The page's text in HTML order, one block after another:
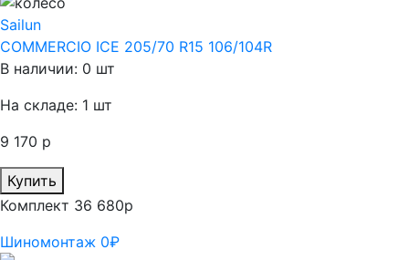
Sailun
COMMERCIO ICE 205/70 R15 106/104R
В наличии: 0 шт
На складе: 1 шт
9 170 р
Купить
Комплект 36 680р
Шиномонтаж 0₽